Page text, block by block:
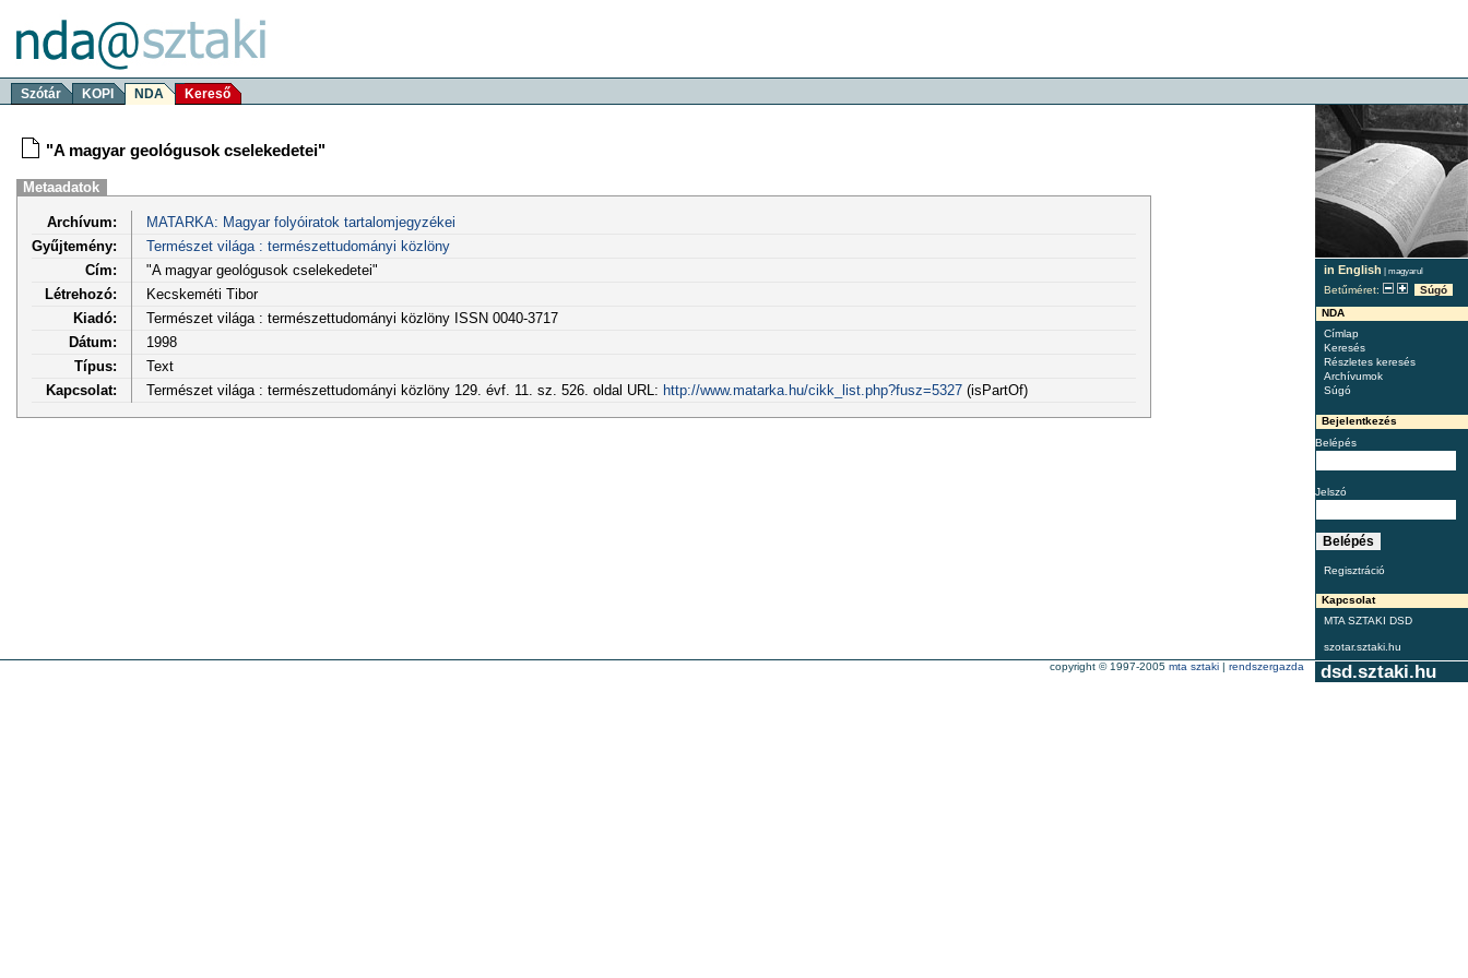
Szótár KOPI NDA Kereső
in English | magyarul
Betűméret:
Súgó
NDA
Címlap
Keresés
Részletes keresés
Archívumok
Súgó
Bejelentkezés
Belépés
Jelszó
Regisztráció
Kapcsolat
MTA SZTAKI DSD
szotar.sztaki.hu
"A magyar geológusok cselekedetei"
Metaadatok
Archívum:
MATARKA: Magyar folyóiratok tartalomjegyzékei
Gyűjtemény:
Természet világa : természettudományi közlöny
Cím:
"A magyar geológusok cselekedetei"
Létrehozó:
Kecskeméti Tibor
Kiadó:
Természet világa : természettudományi közlöny ISSN 0040-3717
Dátum:
1998
Típus:
Text
Kapcsolat:
Természet világa : természettudományi közlöny 129. évf. 11. sz. 526. oldal URL: http://www.matarka.hu/cikk_list.php?fusz=5327(isPartOf)
dsd.sztaki.hu
copyright © 1997-2005 mta sztaki | rendszergazda